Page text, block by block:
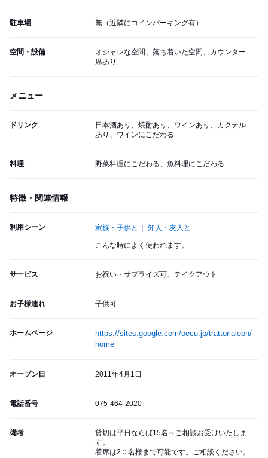
駐車場 無（近隣にコインパーキング有）
空間・設備
オシャレな空間、落ち着いた空間、カウンター
席あり
メニュー
ドリンク
日本酒あり、焼酎あり、ワインあり、カクテル
あり、ワインにこだわる
料理 野菜料理にこだわる、魚料理にこだわる
特徴・関連情報
利用シーン 家族・子供と 知人・友人と
こんな時によく使われます。
サービス お祝い・サプライズ可、テイクアウト
お子様連れ 子供可
ホームページ
https://sites.google.com/oecu.jp/trattorialeon/
home
オープン日 2011年4月1日
電話番号 075-464-2020
備考
貸切は平日ならば15名～ご相談お受けいたしま
す。
着席は2０名様まで可能です。ご相談ください。